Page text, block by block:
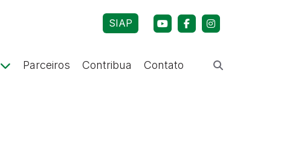
SIAP
Parceiros Contribua Contato